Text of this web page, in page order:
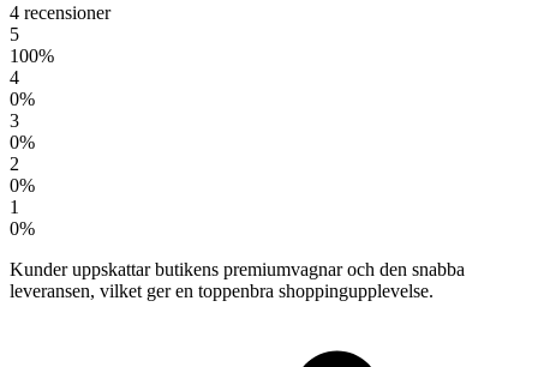
4 recensioner
5
100%
4
0%
3
0%
2
0%
1
0%
Kunder uppskattar butikens premiumvagnar och den snabba
leveransen, vilket ger en toppenbra shoppingupplevelse.